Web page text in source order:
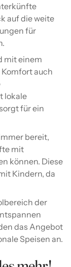
auf die weite
für
mit einem
auch
lokale
für ein
bereit,
mit
können. Diese
Kindern, da
der
das Angebot
Speisen an.